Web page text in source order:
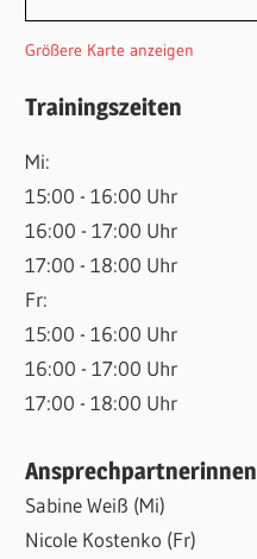
Größere Karte anzeigen
Trainingszeiten
Mi:
15:00 - 16:00 Uhr
16:00 - 17:00 Uhr
17:00 - 18:00 Uhr
Fr:
15:00 - 16:00 Uhr
16:00 - 17:00 Uhr
17:00 - 18:00 Uhr
Ansprechpartnerinnen
Sabine Weiß (Mi)
Nicole Kostenko (Fr)